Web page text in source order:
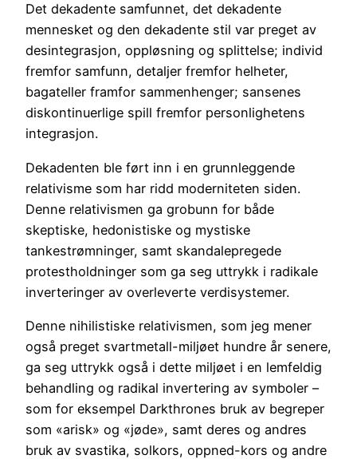
Det dekadente samfunnet, det dekadente
mennesket og den dekadente stil var preget av
desintegrasjon, oppløsning og splittelse; individ
fremfor samfunn, detaljer fremfor helheter,
bagateller framfor sammenhenger; sansenes
diskontinuerlige spill fremfor personlighetens
integrasjon.
Dekadenten ble ført inn i en grunnleggende
relativisme som har ridd moderniteten siden.
Denne relativismen ga grobunn for både
skeptiske, hedonistiske og mystiske
tankestrømninger, samt skandalepregede
protestholdninger som ga seg uttrykk i radikale
inverteringer av overleverte verdisystemer.
Denne nihilistiske relativismen, som jeg mener
også preget svartmetall-miljøet hundre år senere,
ga seg uttrykk også i dette miljøet i en lemfeldig
behandling og radikal invertering av symboler –
som for eksempel Darkthrones bruk av begreper
som «arisk» og «jøde», samt deres og andres
bruk av svastika, solkors, oppned-kors og andre